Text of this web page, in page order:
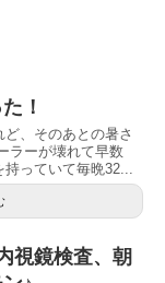
！
、そのあとの暑さ
ラーが壊れて早数
っていて毎晩32...
視鏡検査、朝